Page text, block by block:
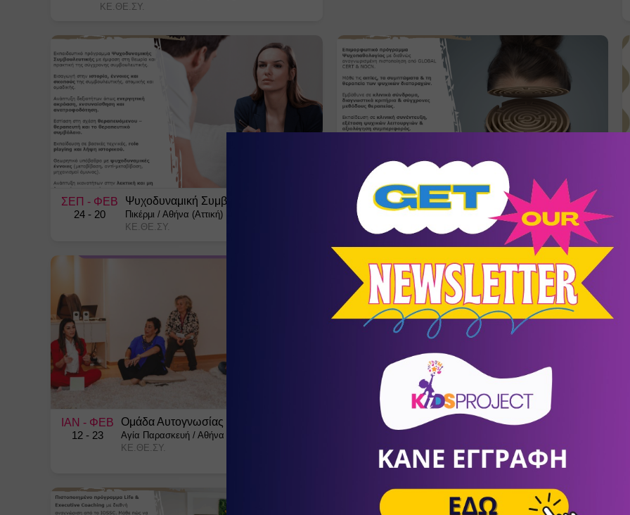
ΚΕ.ΘΕ.ΣΥ.
ΣΕΠ - ΦΕΒ
24 - 20
Ψυχοδυναμική Συμβουλευτική
Πικέρμι / Αθήνα (Αττική)
ΚΕ.ΘΕ.ΣΥ.
ΣΕΠ
- ΦΕΒ
- 20
Ψυχοπαθολογία
Σπάτα/Αθήνα (Αττική)
ΚΕ.ΘΕ.ΣΥ.
ΙΑΝ - ΦΕΒ
12 - 23
Ομάδα Αυτογνωσίας
Αγία Παρασκευή / Αθήνα (Αττική)
ΚΕ.ΘΕ.ΣΥ.